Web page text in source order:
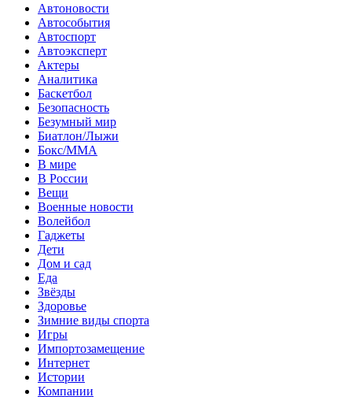
Автоновости
Автособытия
Автоспорт
Автоэксперт
Актеры
Аналитика
Баскетбол
Безопасность
Безумный мир
Биатлон/Лыжи
Бокс/MMA
В мире
В России
Вещи
Военные новости
Волейбол
Гаджеты
Дети
Дом и сад
Еда
Звёзды
Здоровье
Зимние виды спорта
Игры
Импортозамещение
Интернет
Истории
Компании